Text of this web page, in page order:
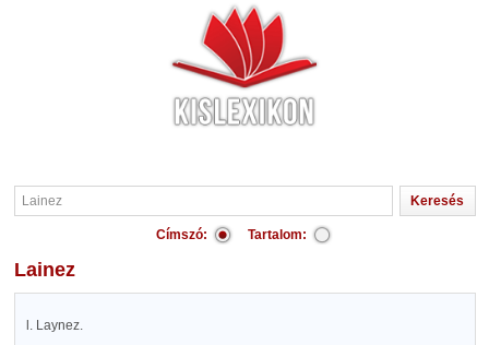
Címszó: Tartalom:
Lainez
l. Laynez.